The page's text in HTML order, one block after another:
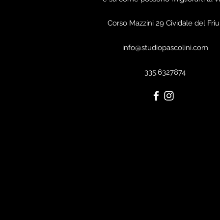
Corso Mazzini 29 Cividale del
info@studiopascolini.com
335.6327874